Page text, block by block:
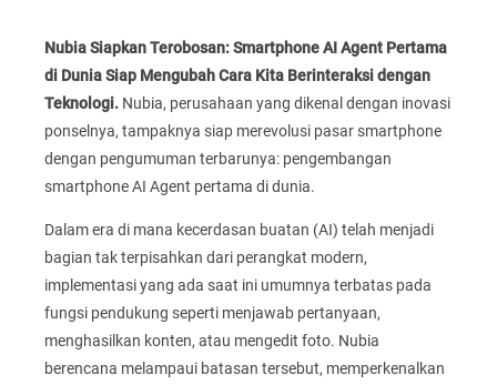
Nubia Siapkan Terobosan: Smartphone AI Agent Pertama
di Dunia Siap Mengubah Cara Kita Berinteraksi dengan
Teknologi. Nubia, perusahaan yang dikenal dengan inovasi
ponselnya, tampaknya siap merevolusi pasar smartphone
dengan pengumuman terbarunya: pengembangan
smartphone AI Agent pertama di dunia.
Dalam era di mana kecerdasan buatan (AI) telah menjadi
bagian tak terpisahkan dari perangkat modern,
implementasi yang ada saat ini umumnya terbatas pada
fungsi pendukung seperti menjawab pertanyaan,
menghasilkan konten, atau mengedit foto. Nubia
berencana melampaui batasan tersebut, memperkenalkan